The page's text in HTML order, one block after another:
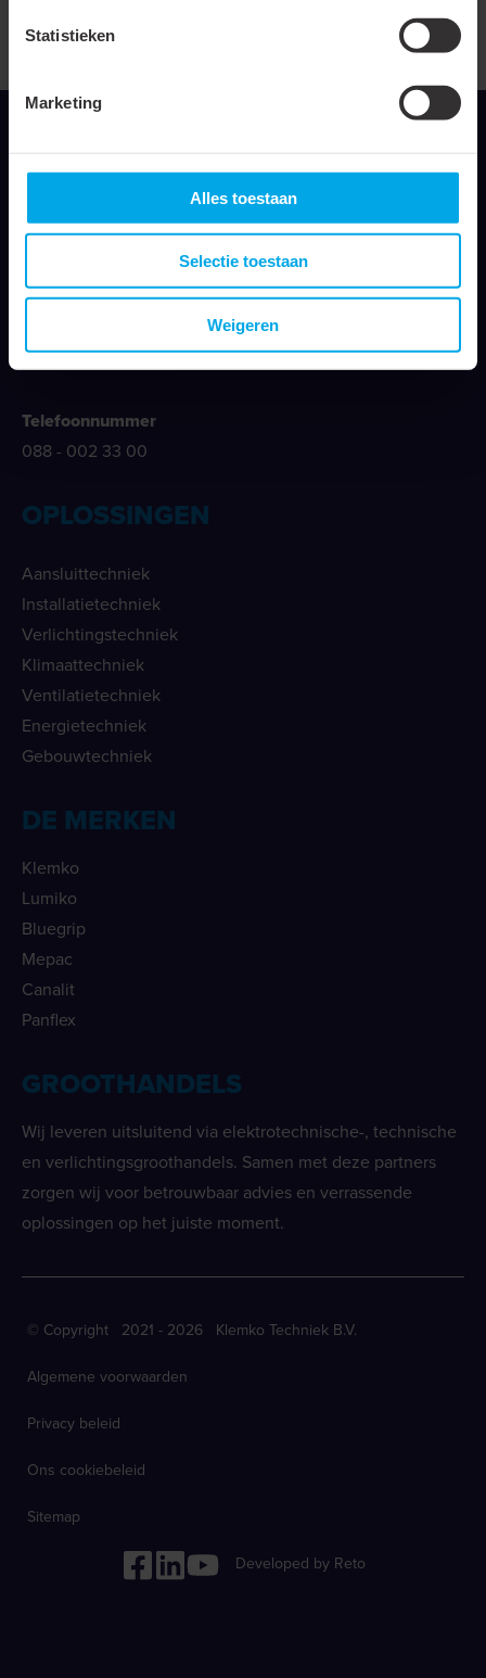
Statistieken
Marketing
Alles toestaan
Selectie toestaan
Weigeren
Klemko Techniek B.V.
Nieuwegracht 26
info@klemko.nl
Telefoonnummer
088 - 002 33 00
OPLOSSINGEN
Aansluittechniek
Installatietechniek
Verlichtingstechniek
Klimaattechniek
Ventilatietechniek
Energietechniek
Gebouwtechniek
DE MERKEN
Klemko
Lumiko
Bluegrip
Mepac
Canalit
Panflex
GROOTHANDELS
Wij leveren uitsluitend via elektrotechnische-, technische
en verlichtingsgroothandels. Samen met deze partners
zorgen wij voor betrouwbaar advies en verrassende
oplossingen op het juiste moment.
© Copyright 2021 - 2026 Klemko Techniek B.V.
Algemene voorwaarden
Privacy beleid
Ons cookiebeleid
Sitemap
Developed by Reto